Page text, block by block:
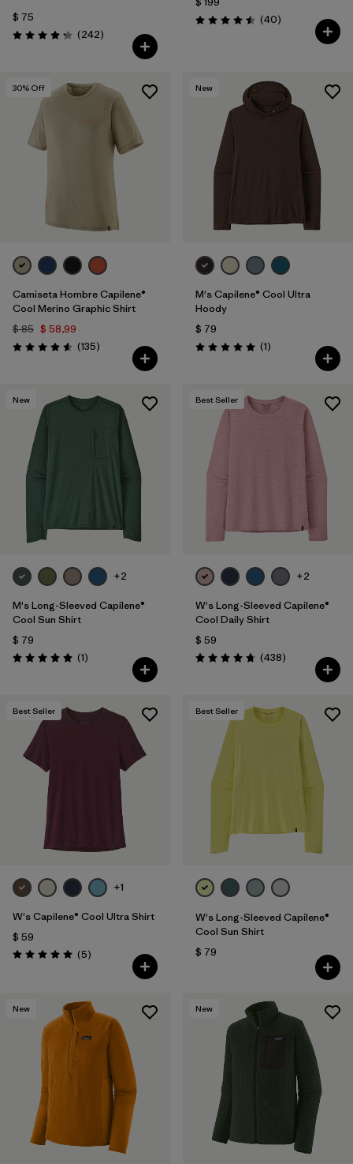
$ 75
Valoración: 4.3 / 5
(242Comentarios
)
Valoración: 4.5 / 5
(40Comentarios
)
30% Off
Camiseta Hombre Capilene®
Cool Merino Graphic Shirt
$ 85 $ 58,99
Valoración: 4.6 / 5
(135Comentarios
)
New
M's Capilene® Cool Ultra
Hoody
$ 79
Valoración: 5.0 / 5
(1Comentarios
)
New
+2
M's Long-Sleeved Capilene®
Cool Sun Shirt
$ 79
Valoración: 5.0 / 5
(1Comentarios
)
Best Seller
+2
W's Long-Sleeved Capilene®
Cool Daily Shirt
$ 59
Valoración: 4.7 / 5
(438Comentarios
)
Best Seller
+1
W's Capilene® Cool Ultra Shirt
$ 59
Valoración: 5.0 / 5
(5Comentarios
)
Best Seller
W's Long-Sleeved Capilene®
Cool Sun Shirt
$ 79
New New